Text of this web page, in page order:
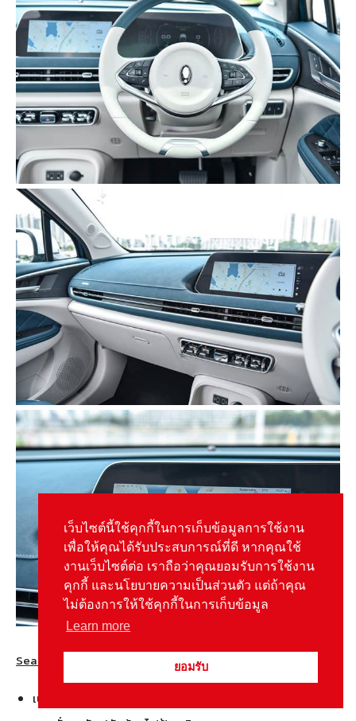
Seating เบาะนั่ง
เบาะนั่งหุ้มด้วยหนัง
เว็บไซต์นี้ใช้คุกกี้ในการเก็บข้อมูลการใช้งาน
เพื่อให้คุณได้รับประสบการณ์ที่ดี หากคุณใช้
งานเว็บไซต์ต่อ เราถือว่าคุณยอมรับการใช้งาน
คุกกี้ และนโยบายความเป็นส่วนตัว แต่ถ้าคุณ
ไม่ต้องการให้ใช้คุกกี้ในการเก็บข้อมูล
Learn more
ยอมรับ